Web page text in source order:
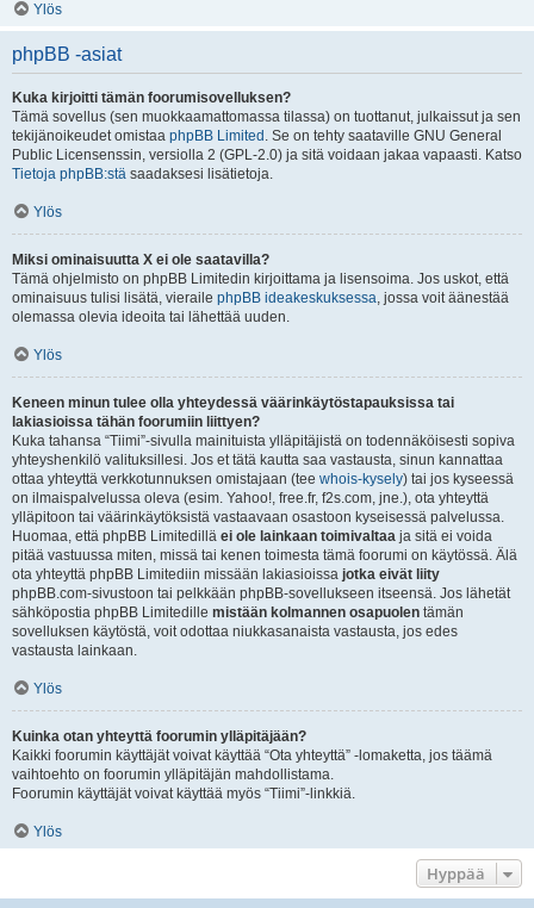
Ylös
phpBB -asiat
Kuka kirjoitti tämän foorumisovelluksen?
Tämä sovellus (sen muokkaamattomassa tilassa) on tuottanut, julkaissut ja sen
tekijänoikeudet omistaa phpBB Limited . Se on tehty saataville GNU General
Public Licensenssin, versiolla 2 (GPL-2.0) ja sitä voidaan jakaa vapaasti. Katso
Tietoja phpBB:stä saadaksesi lisätietoja.
Ylös
Miksi ominaisuutta X ei ole saatavilla?
Tämä ohjelmisto on phpBB Limitedin kirjoittama ja lisensoima. Jos uskot, että
ominaisuus tulisi lisätä, vieraile phpBB ideakeskuksessa, jossa voit äänestää
olemassa olevia ideoita tai lähettää uuden.
Ylös
Keneen minun tulee olla yhteydessä väärinkäytöstapauksissa tai
lakiasioissa tähän foorumiin liittyen?
Kuka tahansa “Tiimi”-sivulla mainituista ylläpitäjistä on todennäköisesti sopiva
yhteyshenkilö valituksillesi. Jos et tätä kautta saa vastausta, sinun kannattaa
ottaa yhteyttä verkkotunnuksen omistajaan (tee whois-kysely) tai jos kyseessä
on ilmaispalvelussa oleva (esim. Yahoo!, free.fr, f2s.com, jne.), ota yhteyttä
ylläpitoon tai väärinkäytöksistä vastaavaan osastoon kyseisessä palvelussa.
Huomaa, että phpBB Limitedillä ei ole lainkaan toimivaltaa ja sitä ei voida
pitää vastuussa miten, missä tai kenen toimesta tämä foorumi on käytössä. Älä
ota yhteyttä phpBB Limitediin missään lakiasioissa jotka eivät liity
phpBB.com-sivustoon tai pelkkään phpBB-sovellukseen itseensä. Jos lähetät
sähköpostia phpBB Limitedille mistään kolmannen osapuolen tämän
sovelluksen käytöstä, voit odottaa niukkasanaista vastausta, jos edes
vastausta lainkaan.
Ylös
Kuinka otan yhteyttä foorumin ylläpitäjään?
Kaikki foorumin käyttäjät voivat käyttää “Ota yhteyttä” -lomaketta, jos täämä
vaihtoehto on foorumin ylläpitäjän mahdollistama.
Foorumin käyttäjät voivat käyttää myös “Tiimi”-linkkiä.
Ylös
Hyppää